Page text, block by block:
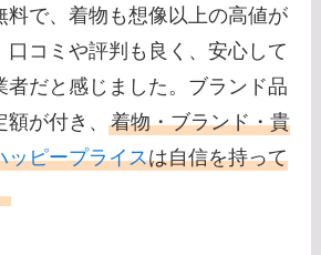
料で、着物も想像以上の高値が
口コミや評判も良く、安心して
者だと感じました。ブランド品
額が付き、着物・ブランド・貴
ッピープライスは自信を持って